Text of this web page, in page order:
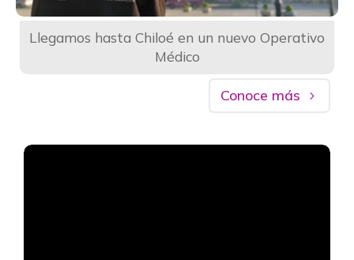
Llegamos hasta Chiloé en un nuevo Operativo
Médico
Conoce más